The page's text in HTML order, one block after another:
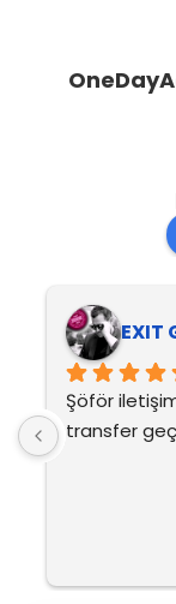
EXIT
Şöför
transfer